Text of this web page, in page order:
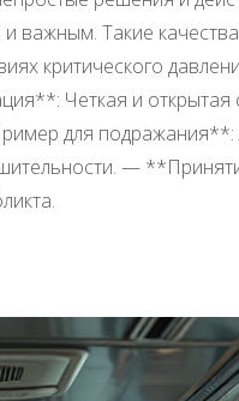
важным. Такие
критического
Четкая и открытая
для
—